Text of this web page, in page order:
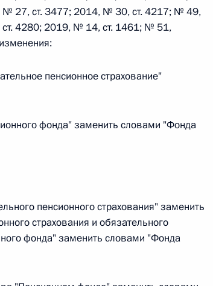
242-ФЗ
246-ФЗ
Федерации
268-ФЗ
27, ст. 3477; 2014, № 30, ст. 4217; № 49,
4280; 2019, № 14, ст. 1461; № 51,
пенсионное страхование"
фонда" заменить словами "Фонда
пенсионного страхования" заменить
страхования и обязательного
фонда" заменить словами "Фонда